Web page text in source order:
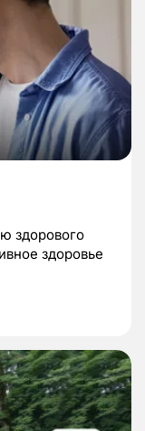
здорового
здоровье